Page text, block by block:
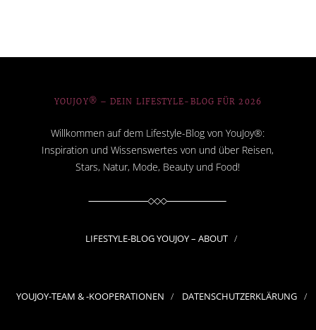
YOUJOY® – DEIN LIFESTYLE-BLOG FÜR 2026
Willkommen auf dem Lifestyle-Blog von YouJoy®:
Inspiration und Wissenswertes von und über Reisen,
Stars, Natur, Mode, Beauty und Food!
LIFESTYLE-BLOG YOUJOY – ABOUT
YOUJOY-TEAM & -KOOPERATIONEN DATENSCHUTZERKLÄRUNG